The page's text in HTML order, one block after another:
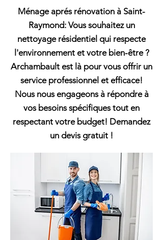
Ménage aprés rénovation à Saint-
Raymond: Vous souhaitez un
nettoyage résidentiel qui respecte
l'environnement et votre bien-être ?
Archambault est là pour vous offrir un
service professionnel et efficace!
Nous nous engageons à répondre à
vos besoins spécifiques tout en
respectant votre budget! Demandez
un devis gratuit !